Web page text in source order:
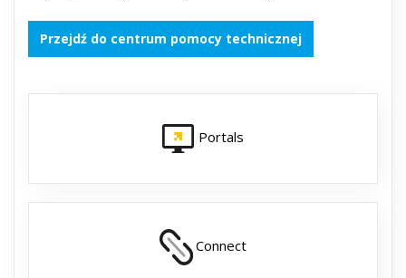
Przejdź do centrum pomocy technicznej
Portals
Connect